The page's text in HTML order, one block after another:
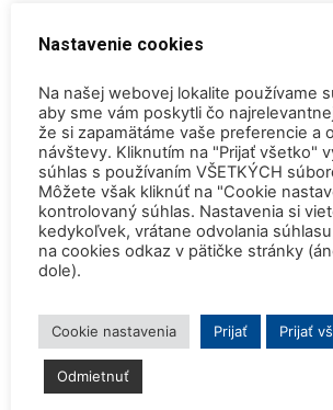
2. júla 2026
Palivo v Mochovciach 4: Slovensko
jadrovou špičkou Európy
2. júla 2026
Startup Helion získal stámilióny na fúznu
Microsoft
15. júna 2026
Prednáška o jadrovej energetike zaujala
9. júna 2026
Povolenie jadrového dozoru pre 4.blok EMO
9. júna 2026
Nastavenie cookies
Na našej webovej lokalite používame
aby sme vám poskytli čo
že si zapamätáme vaše preferencie a
návštevy. Kliknutím na "Prijať všetko"
súhlas s používaním VŠETKÝCH
Môžete však kliknúť na "Cookie
kontrolovaný súhlas. Nastavenia si
kedykoľvek, vrátane odvolania
na cookies odkaz v pätičke stránky
dole).
Cookie nastavenia Prijať Prijať
Odmietnuť